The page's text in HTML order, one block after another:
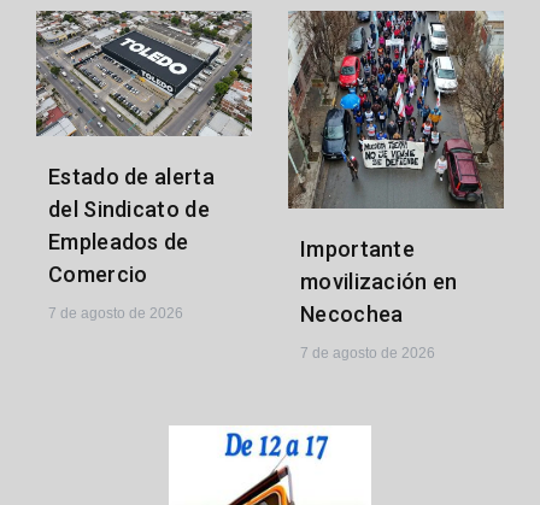
Estado de alerta
del Sindicato de
Empleados de
Comercio
7 de agosto de 2026
Importante
movilización en
Necochea
7 de agosto de 2026